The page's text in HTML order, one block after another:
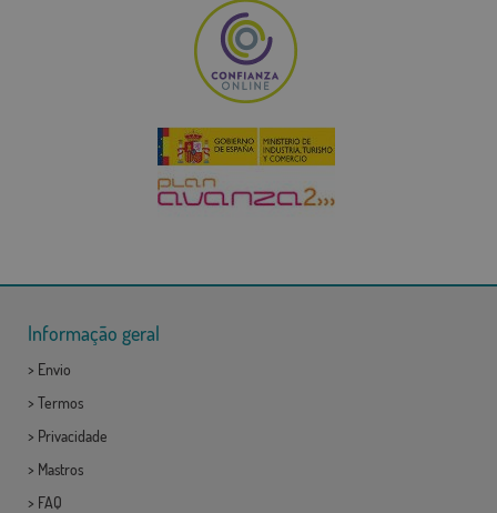
Informação geral
> Envio
> Termos
> Privacidade
> Mastros
> FAQ